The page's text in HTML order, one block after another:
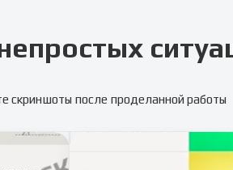
скриншоты после проделанной работы